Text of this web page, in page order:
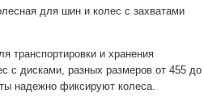
для шин и колес с захватами
транспортировки и хранения
с дисками, разных размеров от 455 до
надежно фиксируют колеса.